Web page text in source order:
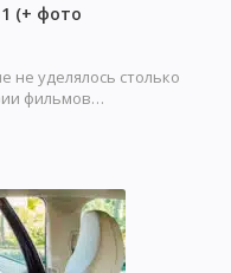
(+ фото
не уделялось столько
фильмов…